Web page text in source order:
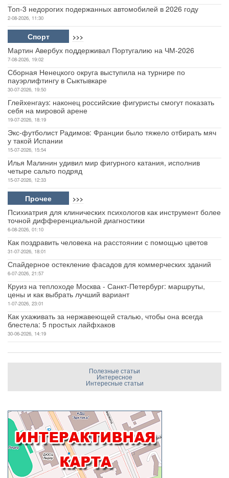
Топ-3 недорогих подержанных автомобилей в 2026 году
2-08-2026, 11:30
Спорт >>>
Мартин Авербух поддерживал Португалию на ЧМ-2026
7-08-2026, 19:02
Сборная Ненецкого округа выступила на турнире по
пауэрлифтингу в Сыктывкаре
30-07-2026, 19:50
Глейхенгауз: наконец российские фигуристы смогут показать
себя на мировой арене
19-07-2026, 18:19
Экс-футболист Радимов: Франции было тяжело отбирать мяч
у такой Испании
15-07-2026, 15:54
Илья Малинин удивил мир фигурного катания, исполнив
четыре сальто подряд
15-07-2026, 12:33
Прочее >>>
Психиатрия для клинических психологов как инструмент более
точной дифференциальной диагностики
6-08-2026, 01:10
Как поздравить человека на расстоянии с помощью цветов
31-07-2026, 18:01
Спайдерное остекление фасадов для коммерческих зданий
6-07-2026, 21:57
Круиз на теплоходе Москва - Санкт-Петербург: маршруты,
цены и как выбрать лучший вариант
1-07-2026, 23:01
Как ухаживать за нержавеющей сталью, чтобы она всегда
блестела: 5 простых лайфхаков
30-06-2026, 14:19
Полезные статьи
Интересное
Интересные статьи